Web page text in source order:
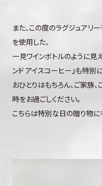
また、この度のラグジュアリ
を使用した、
一見ワインボトルのように見
ンド アイスコーヒー』も特別
おひとりはもちろん、ご家族
時をお過ごしください。
こちらは特別な日の贈り物に